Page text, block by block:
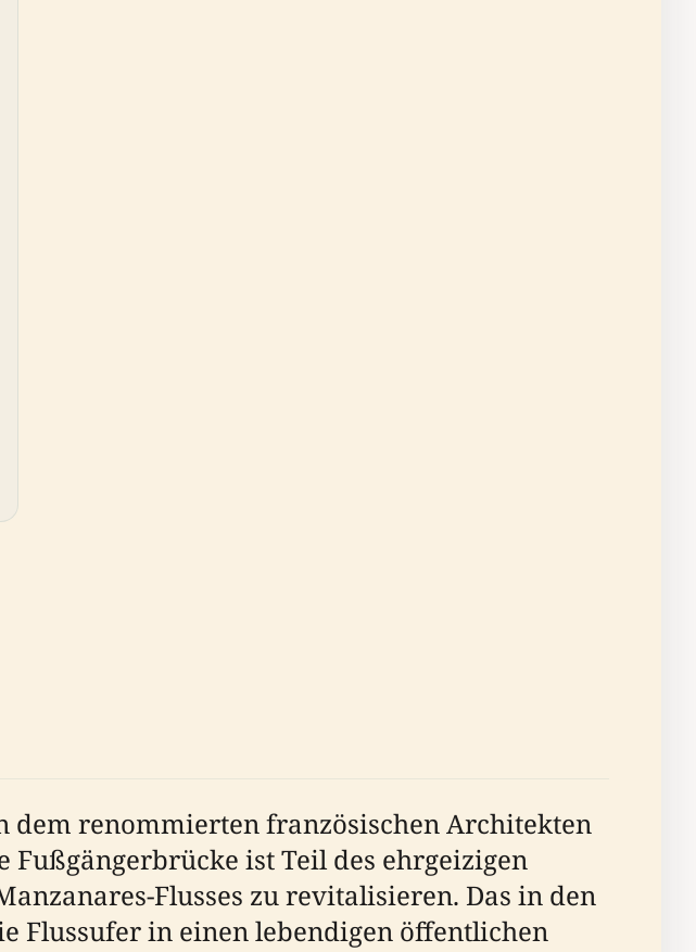
dem renommierten französischen Architekten
ist Teil des ehrgeizigen
Flusses zu revitalisieren. Das in den
Flussufer in einen lebendigen öffentlichen